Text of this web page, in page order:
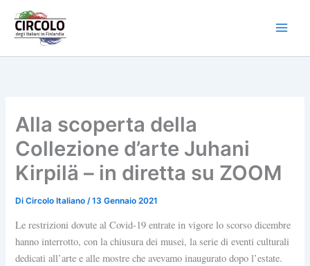
contenuto
Alla scoperta della
Collezione d’arte Juhani
Kirpilä – in diretta su ZOOM
DiCircolo Italiano /13 Gennaio 2021
Le restrizioni dovute al Covid-19 entrate in vigore lo scorso dicembre
hanno interrotto, con la chiusura dei musei, la serie di eventi culturali
dedicati all’arte e alle mostre che avevamo inaugurato dopo l’estate.